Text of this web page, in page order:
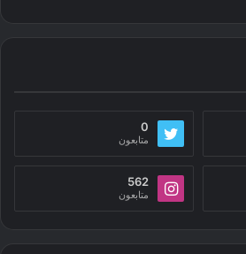
0
متابعون
562
متابعون